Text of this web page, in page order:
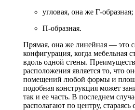
угловая, она же Г-образная;
П-образная.
Прямая, она же линейная — это
конфигурация, когда мебельная
вдоль одной стены.
расположения является то, что
помещений любой формы и
подобная конструкция может
так и ее часть. В последнем
располагают по центру,